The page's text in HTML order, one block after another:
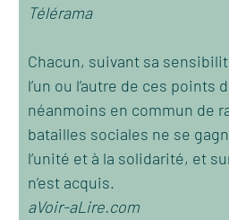
Télérama
Chacun, suivant sa
l’un ou l’autre de ces points
néanmoins en commun de
batailles sociales ne se
l’unité et à la solidarité, et
n’est acquis.
aVoir-aLire.com